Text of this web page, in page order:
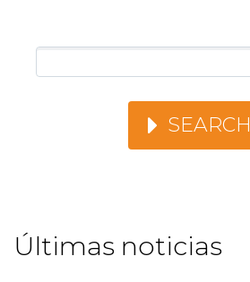
SEARCH
Últimas noticias